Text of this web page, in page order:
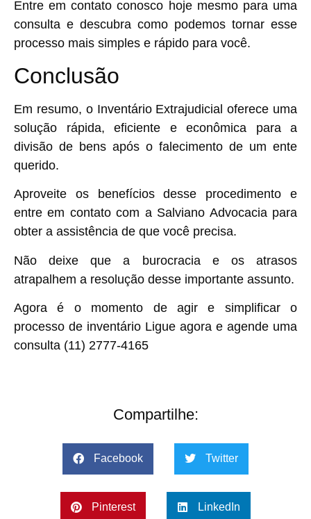
Entre em contato conosco hoje mesmo para uma
consulta e descubra como podemos tornar esse
processo mais simples e rápido para você.
Conclusão
Em resumo, o Inventário Extrajudicial oferece uma
solução rápida, eficiente e econômica para a
divisão de bens após o falecimento de um ente
querido.
Aproveite os benefícios desse procedimento e
entre em contato com a Salviano Advocacia para
obter a assistência de que você precisa.
Não deixe que a burocracia e os atrasos
atrapalhem a resolução desse importante assunto.
Agora é o momento de agir e simplificar o
processo de inventário Ligue agora e agende uma
consulta (11) 2777-4165
Compartilhe:
Facebook Twitter
Pinterest LinkedIn